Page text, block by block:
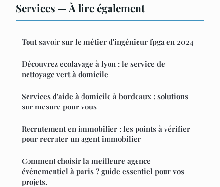
Services — À lire également
Tout savoir sur le métier d'ingénieur fpga en 2024
Découvrez ecolavage à lyon : le service de
nettoyage vert à domicile
Services d'aide à domicile à bordeaux : solutions
sur mesure pour vous
Recrutement en immobilier : les points à vérifier
pour recruter un agent immobilier
Comment choisir la meilleure agence
événementiel à paris ? guide essentiel pour vos
projets.